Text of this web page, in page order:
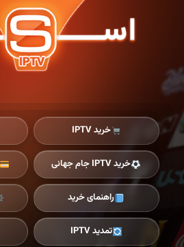
خرید IPTV
خرید IPTV جام جهانی
راهنمای خرید
تمدید IPTV